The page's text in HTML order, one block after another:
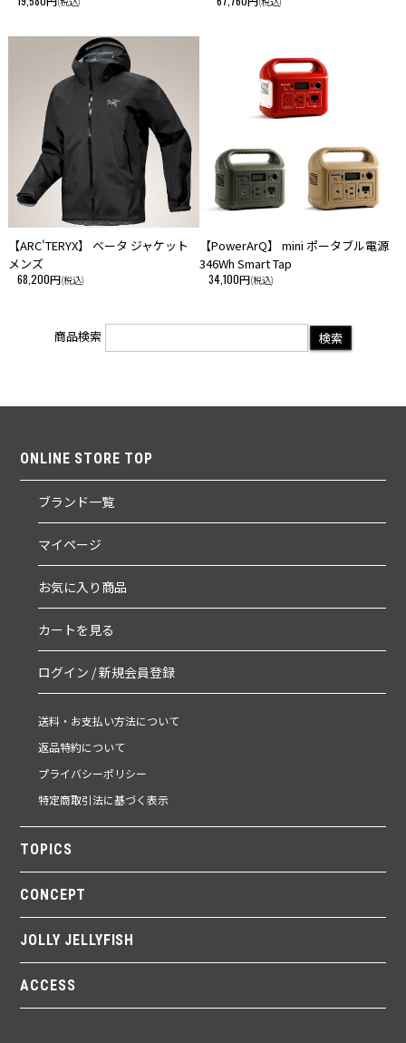
【ARC'TERYX】 ベータ ジャケット
メンズ
68,200円(税込)
【PowerArQ】 mini ポータブル電源
346Wh Smart Tap
34,100円(税込)
商品検索
ONLINE STORE TOP
ブランド一覧
マイページ
お気に入り商品
カートを見る
ログイン / 新規会員登録
送料・お支払い方法について
返品特約について
プライバシーポリシー
特定商取引法に基づく表示
TOPICS
CONCEPT
JOLLY JELLYFISH
ACCESS